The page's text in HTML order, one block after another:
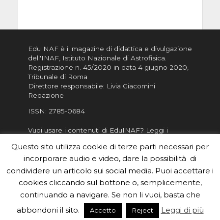
EduINAF è il magazine di didattica e divulgazione
dell'INAF, Istituto Nazionale di Astrofisica
Registrazione n. 45/2020 in data 4 giugno 2020,
Tribunale di Roma
Direttore responsabile: Livia Giacomini
Redazione
ISSN: 2785-0684
Vuoi usare i contenuti di EduINAF? Leggi i
Informativa sulla Privacy
Informatva sui Cookie
Per la rubrica de l'Astronomo risponde, per
inviarci le tue foto o i tuoi contributi, scrivici a
redazione.edu [chiocciola] inaf.it oppure
il form
Questo sito utilizza cookie di terze parti necessari per
incorporare audio e video, dare la possibilità di
condividere un articolo sui social media. Puoi accettare i
cookies cliccando sul bottone o, semplicemente,
continuando a navigare. Se non li vuoi, basta che
abbondoni il sito.
Accetto Reject Leggi di più